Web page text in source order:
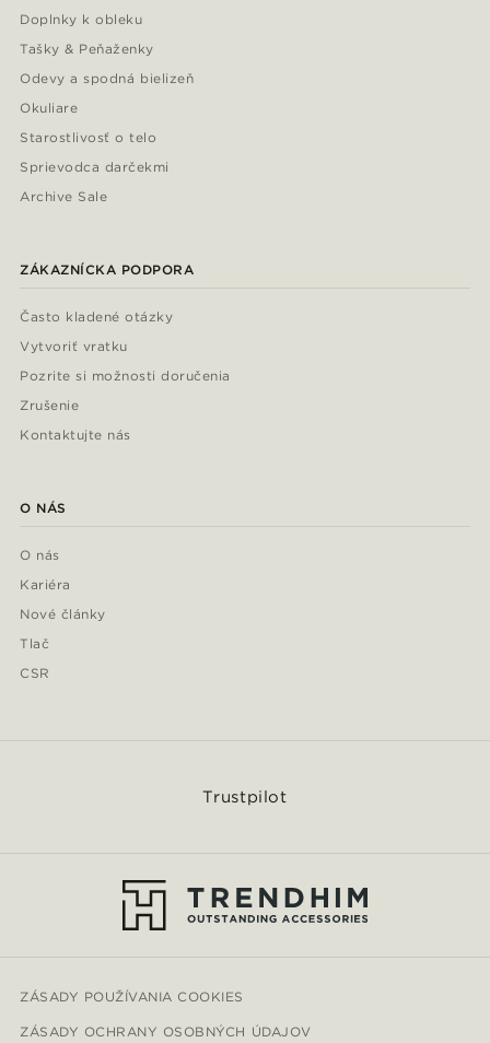
Doplnky k obleku
Tašky & Peňaženky
Odevy a spodná bielizeň
Okuliare
Starostlivosť o telo
Sprievodca darčekmi
Archive Sale
ZÁKAZNÍCKA PODPORA
Často kladené otázky
Vytvoriť vratku
Pozrite si možnosti doručenia
Zrušenie
Kontaktujte nás
O NÁS
O nás
Kariéra
Nové články
Tlač
CSR
Trustpilot
ZÁSADY POUŽÍVANIA COOKIES
ZÁSADY OCHRANY OSOBNÝCH ÚDAJOV